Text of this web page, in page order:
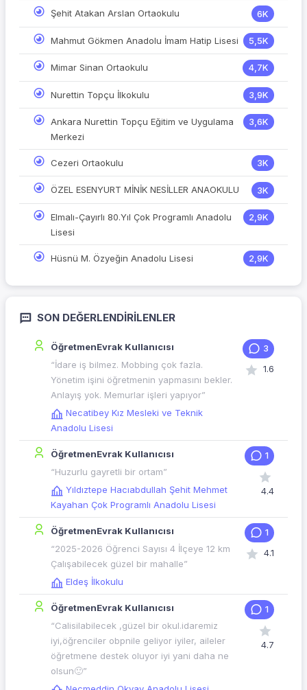
Şehit Atakan Arslan Ortaokulu 6K
Mahmut Gökmen Anadolu İmam Hatip Lisesi 5,5K
Mimar Sinan Ortaokulu 4,7K
Nurettin Topçu İlkokulu 3,9K
Ankara Nurettin Topçu Eğitim ve Uygulama
Merkezi
3,6K
Cezeri Ortaokulu 3K
ÖZEL ESENYURT MİNİK NESİLLER ANAOKULU 3K
Elmalı-Çayırlı 80.Yıl Çok Programlı Anadolu
Lisesi
2,9K
Hüsnü M. Özyeğin Anadolu Lisesi 2,9K
SON DEĞERLENDIRILENLER
ÖğretmenEvrak Kullanıcısı
“İdare iş bilmez. Mobbing çok fazla.
Yönetim işini öğretmenin yapmasını bekler.
Anlayış yok. Memurlar işleri yapıyor”
Necatibey Kız Mesleki ve Teknik
Anadolu Lisesi
3
1.6
ÖğretmenEvrak Kullanıcısı
“Huzurlu gayretli bir ortam”
Yıldıztepe Hacıabdullah Şehit Mehmet
Kayahan Çok Programlı Anadolu Lisesi
1
4.4
ÖğretmenEvrak Kullanıcısı
“2025-2026 Öğrenci Sayısı 4 İlçeye 12 km
Çalışabilecek güzel bir mahalle”
Eldeş İlkokulu
1
4.1
ÖğretmenEvrak Kullanıcısı
“Calisilabilecek ,güzel bir okul.idaremiz
iyi,öğrenciler obpnile geliyor iyiler, aileler
öğretmene destek oluyor iyi yani daha ne
olsun🙂”
1
4.7